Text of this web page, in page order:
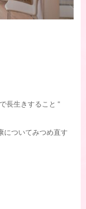
長生きすること “
についてみつめ直す